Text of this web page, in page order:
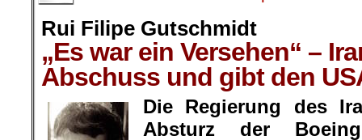
Rui Filipe Gutschmidt
„Es war ein Versehen“ –
Abschuss und gibt den
Die Regierung des
Absturz der